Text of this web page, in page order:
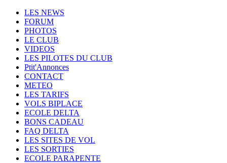
LES NEWS
FORUM
PHOTOS
LE CLUB
VIDEOS
LES PILOTES DU CLUB
Ptit'Annonces
CONTACT
METEO
LES TARIFS
VOLS BIPLACE
ECOLE DELTA
BONS CADEAU
FAQ DELTA
LES SITES DE VOL
LES SORTIES
ECOLE PARAPENTE